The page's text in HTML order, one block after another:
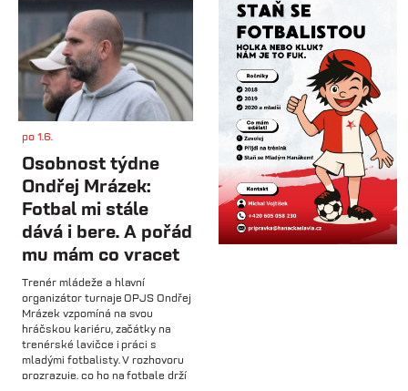
so 7.2.
⚽️ DNES HRAJÍ HANÁCI 🔴⚪️V
dalším přípravném utkání...
st 4.2.
Hlavní trenér Lukáš Kříž v
rozhovoru hodnotí dosavadní
průběh zimní...
so 31.1.
🅱️ Prohra proti rezervě Gorniku
Zabrze.
so 31.1.
🅱️ DNES HRAJÍ HANÁCI 🔴⚪️Dnes
po 1.6.
Osobnost týdne
Ondřej Mrázek:
Fotbal mi stále
dává i bere. A pořád
mu mám co vracet
Trenér mládeže a hlavní
organizátor turnaje OPJS Ondřej
Mrázek vzpomíná na svou
hráčskou kariéru, začátky na
trenérské lavičce i práci s
mladými fotbalisty. V rozhovoru
prozrazuje, co ho na fotbale drží